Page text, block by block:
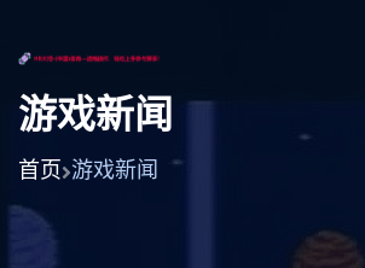
游戏新闻
首页 游戏新闻